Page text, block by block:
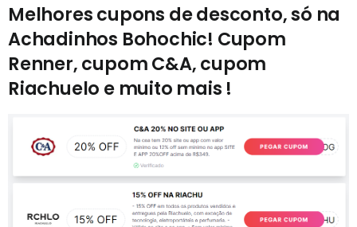
Melhores cupons de desconto, só na
Achadinhos Bohochic! Cupom
Renner, cupom C&A, cupom
Riachuelo e muito mais !